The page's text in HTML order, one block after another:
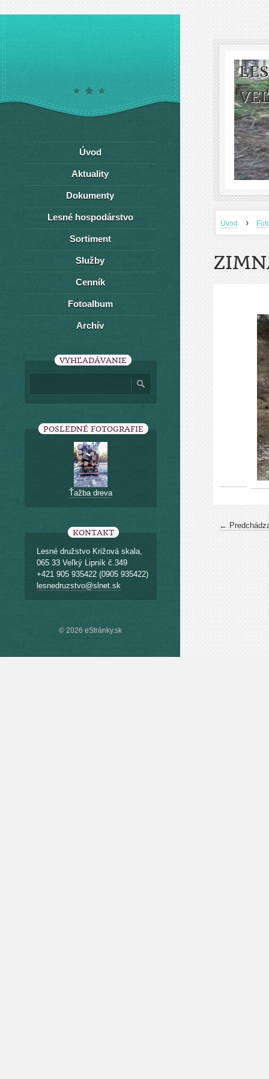
Úvod ›
←
Úvod
Aktuality
Dokumenty
Lesné hospodárstvo
Sortiment
Služby
Cenník
Fotoalbum
Archív
VYHĽADÁVANIE
POSLEDNÉ FOTOGRAFIE
Ťažba dreva
KONTAKT
Lesné družstvo Križová skala,
065 33 Veľký Lipník č.349
+421 905 935422 (0905 935422)
lesnedruzstvo@slnet.sk
© 2026 eStránky.sk